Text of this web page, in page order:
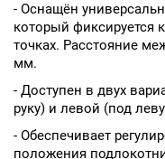
- Оснащён
который фиксируется
точках. Расстояние
мм.
- Доступен в двух
руку) и левой (под
- Обеспечивает
положения